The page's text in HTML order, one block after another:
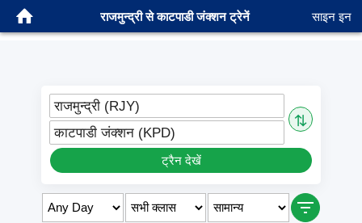
राजमुन्द्री से काटपाडी जंक्शन ट्रेनें साइन इन
राजमुन्द्री (RJY)
⇅
काटपाडी जंक्शन (KPD)
ट्रैन देखें